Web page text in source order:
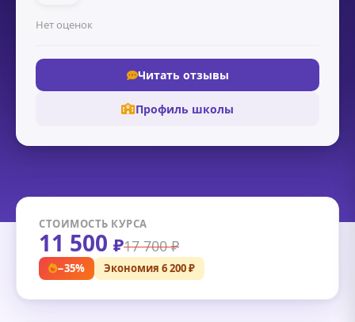
Нет оценок
Читать отзывы
Профиль школы
СТОИМОСТЬ КУРСА
11 500 ₽17 700 ₽
−35% Экономия 6 200 ₽